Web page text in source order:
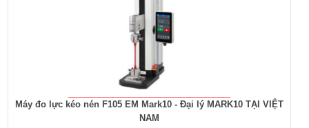
Máy đo lực kéo nén F105 EM Mark10 - Đại lý MARK10 TẠI VIỆT
NAM